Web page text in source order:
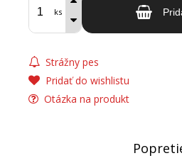
ks
Strážny pes
Pridať do wishlistu
Otázka na produkt